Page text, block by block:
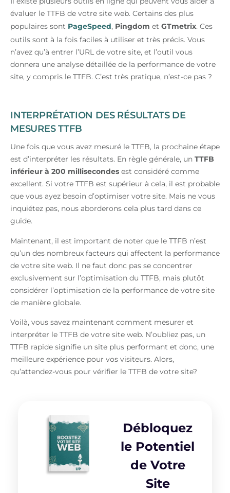
évaluer le TTFB de votre site web. Certains des plus
populaires sont PageSpeed, Pingdom et GTmetrix. Ces
outils sont à la fois faciles à utiliser et très précis. Vous
n’avez qu’à entrer l’URL de votre site, et l’outil vous
donnera une analyse détaillée de la performance de votre
site, y compris le TTFB. C’est très pratique, n’est-ce pas ?
INTERPRÉTATION DES RÉSULTATS DE
MESURES TTFB
Une fois que vous avez mesuré le TTFB, la prochaine étape
est d’interpréter les résultats. En règle générale, un TTFB
inférieur à 200 millisecondes est considéré comme
excellent. Si votre TTFB est supérieur à cela, il est probable
que vous ayez besoin d’optimiser votre site. Mais ne vous
inquiétez pas, nous aborderons cela plus tard dans ce
guide.
Maintenant, il est important de noter que le TTFB n’est
qu’un des nombreux facteurs qui affectent la performance
de votre site web. Il ne faut donc pas se concentrer
exclusivement sur l’optimisation du TTFB, mais plutôt
considérer l’optimisation de la performance de votre site
de manière globale.
Voilà, vous savez maintenant comment mesurer et
interpréter le TTFB de votre site web. N’oubliez pas, un
TTFB rapide signifie un site plus performant et donc, une
meilleure expérience pour vos visiteurs. Alors,
qu’attendez-vous pour vérifier le TTFB de votre site?
Débloquez
le Potentiel
de Votre
Site